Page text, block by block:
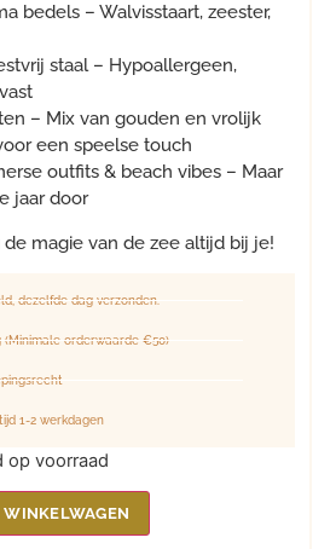
bedels – Walvisstaart, zeester,
staal – Hypoallergeen,
– Mix van gouden en vrolijk
een speelse touch
outfits & beach vibes – Maar
jaar door
magie van de zee altijd bij je!
dezelfde dag verzonden.
(Minimale orderwaarde €50)
1-2 werkdagen
op voorraad
WINKELWAGEN